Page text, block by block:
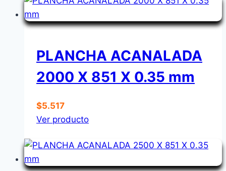
PLANCHA ACANALADA
2000 X 851 X 0.35 mm
$5.517
Ver producto